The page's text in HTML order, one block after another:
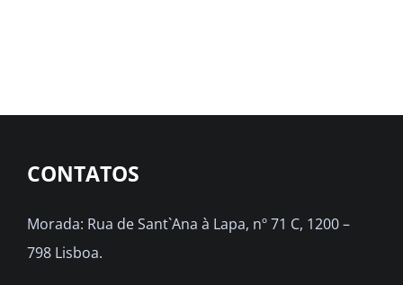
CONTATOS
Morada: Rua de Sant`Ana à Lapa, nº 71 C, 1200 –
798 Lisboa.